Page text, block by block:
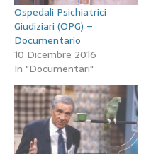
Ospedali Psichiatrici
Giudiziari (OPG) –
Documentario
10 Dicembre 2016
In "Documentari"